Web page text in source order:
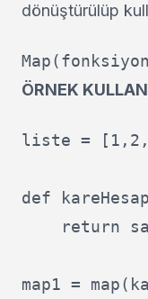
dönüştürülüp
ÖRNEK
liste =
def
return
map1 =